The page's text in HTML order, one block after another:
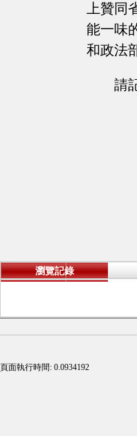
上贊
能一味
和政法
請
瀏覽記錄
頁面執行時間: 0.0934192